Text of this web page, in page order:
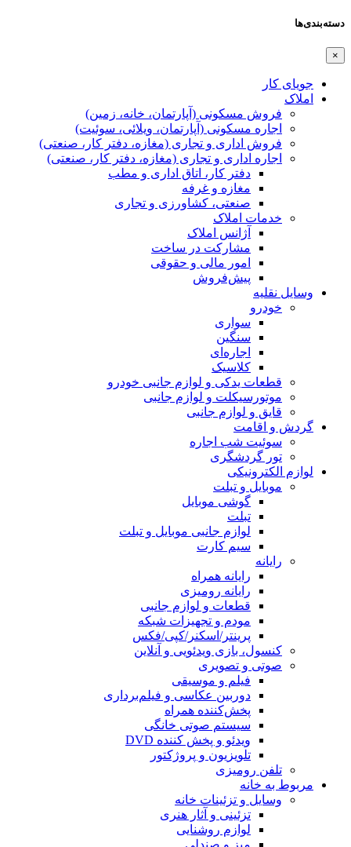
دسته‌بندی‌ها
×
جویای کار
املاک
فروش مسکونی (آپارتمان، خانه، زمین)
اجاره مسکونی (آپارتمان، ویلائی، سوئیت)
فروش اداری و تجاری (مغازه، دفتر کار، صنعتی)
اجاره اداری و تجاری (مغازه، دفتر کار، صنعتی)
دفتر کار، اتاق اداری و مطب
مغازه و غرفه
صنعتی،‌ کشاورزی و تجاری
خدمات املاک
آژانس املاک
مشارکت در ساخت
امور مالی و حقوقی
پیش‌فروش
وسایل نقلیه
خودرو
سواری
سنگین
اجاره‌ای
کلاسیک
قطعات یدکی و لوازم جانبی خودرو
موتورسیکلت و لوازم جانبی
قایق و لوازم جانبی
گردش و اقامت
سوئیت شب اجاره
تور گردشگری
لوازم الکترونیکی
موبایل و تبلت
گوشی موبایل
تبلت
لوازم جانبی موبایل و تبلت
سیم کارت
رایانه
رایانه همراه
رایانه رومیزی
قطعات و لوازم جانبی
مودم و تجهیزات شبکه
پرینتر/اسکنر/کپی/فکس
کنسول، بازی‌ ویدئویی و آنلاین
صوتی و تصویری
فیلم و موسیقی
دوربین عکاسی و فیلم‌برداری
پخش‌کننده همراه
سیستم صوتی خانگی
ویدئو و پخش کننده DVD
تلویزیون و پروژکتور
تلفن رومیزی
مربوط به خانه
وسایل و تزئینات خانه
تزئینی و آثار هنری
لوازم روشنایی